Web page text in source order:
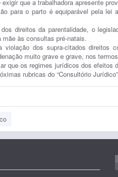
exigir que a trabalhadora apresente
para o parto é equiparável pela
direitos da parentalidade, o
mãe às consultas pré-natais.
violação dos supra-citados
muito grave e grave, nos
que os regimes jurídicos dos
rubricas do “Consultório